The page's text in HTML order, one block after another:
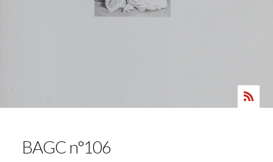
BAGC n°106